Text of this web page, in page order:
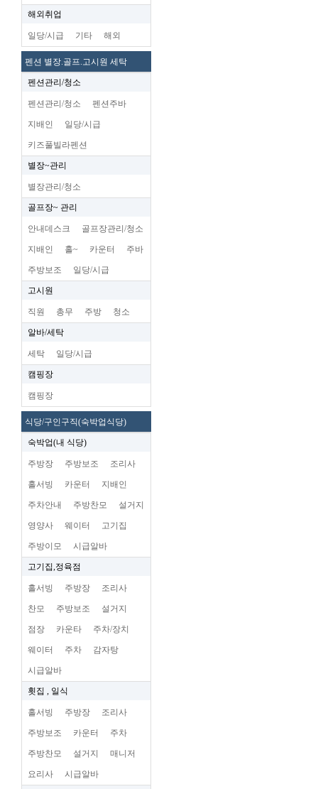
해외취업
일당/시급 기타 해외
펜션 별장.골프.고시원 세탁
펜션관리/청소
펜션관리/청소 펜션주바
지배인 일당/시급
키즈풀빌라펜션
별장~관리
별장관리/청소
골프장~ 관리
안내데스크 골프장관리/청소
지배인 홀~ 카운터 주바
주방보조 일당/시급
고시원
직원 총무 주방 청소
알바/세탁
세탁 일당/시급
캠핑장
캠핑장
식당/구인구직(숙박업식당)
숙박업(내 식당)
주방장 주방보조 조리사
홀서빙 카운터 지배인
주차안내 주방찬모 설거지
영양사 웨이터 고기집
주방이모 시급알바
고기집,정육점
홀서빙 주방장 조리사
찬모 주방보조 설거지
점장 카운타 주차/장치
웨이터 주차 감자탕
시급알바
횟집 , 일식
홀서빙 주방장 조리사
주방보조 카운터 주차
주방찬모 설거지 매니저
요리사 시급알바